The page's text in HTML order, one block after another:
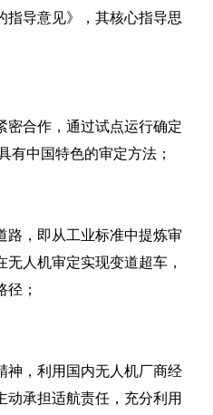
指导意见》，其核心指导思
密合作，通过试点运行确定
有中国特色的审定方法；
路，即从工业标准中提炼审
人机审定实现变道超车，
；
神，利用国内无人机厂商经
动承担适航责任，充分利用